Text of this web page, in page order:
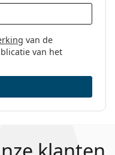
van de
van het